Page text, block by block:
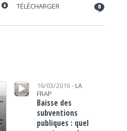
TÉLÉCHARGER 0
Lecteur audio 16/03/2016 - LA
FRAP
Baisse des
subventions
publiques : quel